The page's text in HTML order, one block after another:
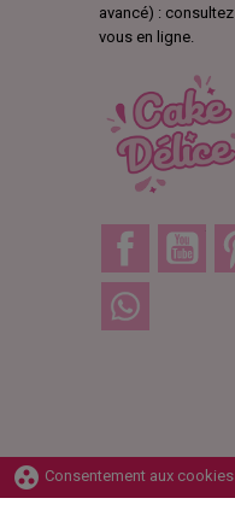
avancé) :
vous en ligne.
Facebook
group_work Consentement aux cookies